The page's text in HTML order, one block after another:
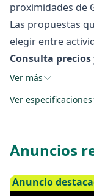
proximidades de
Las propuestas
elegir entre
Consulta
Ver más
Ver especificaciones
Anuncios
Anuncio